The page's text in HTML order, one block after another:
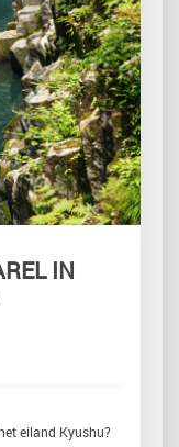
IN
eiland Kyushu?